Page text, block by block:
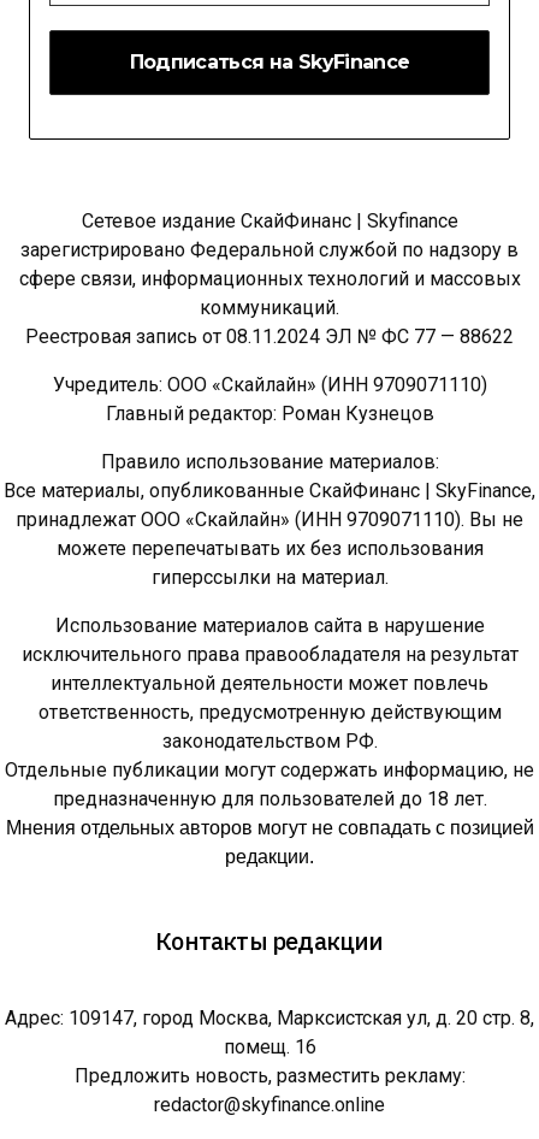
Сетевое издание СкайФинанс | Skyfinance
зарегистрировано Федеральной службой по надзору в
сфере связи, информационных технологий и массовых
коммуникаций.
Реестровая запись от 08.11.2024 ЭЛ № ФС 77 — 88622
Учредитель: ООО «Скайлайн» (ИНН 9709071110)
Главный редактор: Роман Кузнецов
Правило использование материалов:
Все материалы, опубликованные СкайФинанс | SkyFinance,
принадлежат ООО «Скайлайн» (ИНН 9709071110). Вы не
можете перепечатывать их без использования
гиперссылки на материал.
Использование материалов сайта в нарушение
исключительного права правообладателя на результат
интеллектуальной деятельности может повлечь
ответственность, предусмотренную действующим
законодательством РФ.
Отдельные публикации могут содержать информацию, не
предназначенную для пользователей до 18 лет.
Мнения отдельных авторов могут не совпадать с позицией
редакции.
Контакты редакции
Адрес: 109147, город Москва, Марксистская ул, д. 20 стр. 8,
помещ. 16
Предложить новость, разместить рекламу:
redactor@skyfinance.online